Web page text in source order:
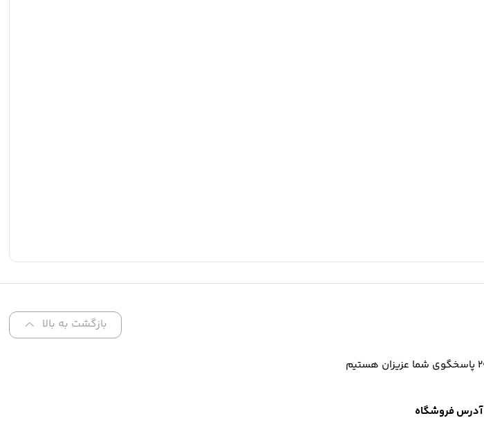
بازگشت به بالا
آدرس فروشگاه